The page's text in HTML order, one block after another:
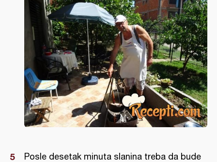
Posle desetak minuta slanina treba da bude